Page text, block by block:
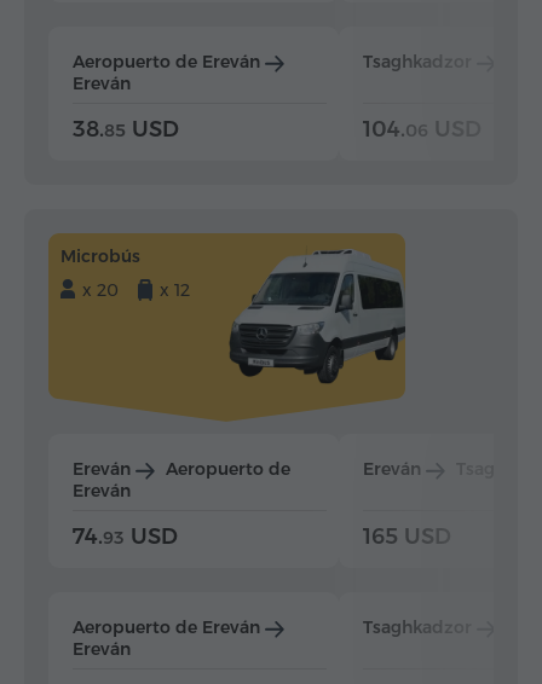
Aeropuerto de Ereván
Ereván
38.85 USD
Tsaghkadzor
104.06 USD
Microbús
x 20
x 12
Ereván
Aeropuerto de
Ereván
74.93 USD
Aeropuerto de Ereván
Ereván
Ereván
165 USD
Tsaghkadzor